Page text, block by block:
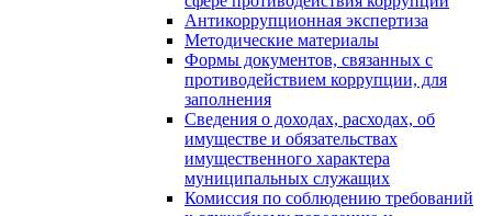
Антикоррупционная экспертиза
Методические материалы
Формы документов, связанных с
противодействием коррупции, для
заполнения
Сведения о доходах, расходах, об
имуществе и обязательствах
имущественного характера
муниципальных служащих
Комиссия по соблюдению требований